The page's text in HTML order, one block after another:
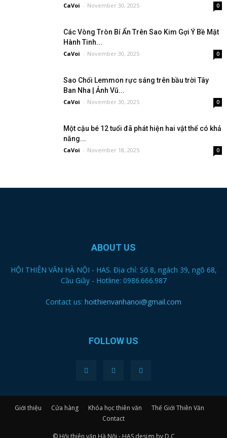
CaVoi - November 30, 2025 0
Các Vòng Tròn Bí Ẩn Trên Sao Kim Gợi Ý Bề Mặt
Hành Tinh...
CaVoi - November 30, 2025 0
Sao Chổi Lemmon rực sáng trên bầu trời Tây
Ban Nha | Ảnh Vũ...
CaVoi - November 30, 2025 0
Một cậu bé 12 tuổi đã phát hiện hai vật thể có khả
năng...
CaVoi - November 18, 2025 0
ABOUT US
HỘI THIÊN VĂN HÀ NỘI - HAS. Địa chỉ: Số 8, ngách 39, ngõ 68,
Cầu Giầy - Hotline: 0986.666.987
Contact us: hoithienvanhanoi@gmail.com
FOLLOW US
Giới thiệu Cửa hàng Khóa học thiên văn
Thế Giới Thiên Văn
Contact
© Hội thiên văn Hà Nội - HAS design by D.C